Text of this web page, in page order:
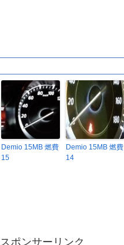
Demio 15MB 燃費
15
Demio 15MB 燃費
14
スポンサーリンク